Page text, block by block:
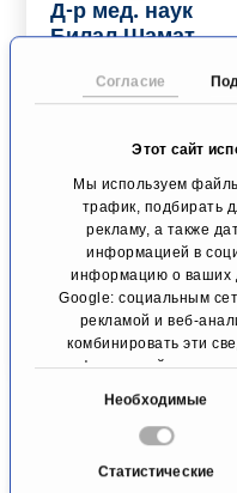
Согласие
Этот сайт
Мы используем
трафик, подбирать
рекламу, а также
информацией в
информацию о ваших
Google: социальным
рекламой и веб-
комбинировать эти
информацией, а также
Необходимые
Статистические
Д-р мед. наук
Билал Шамат,
Европейского
глаза
Берлин
К профилю